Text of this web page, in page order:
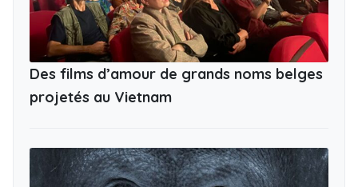
Des films d’amour de grands noms belges
projetés au Vietnam